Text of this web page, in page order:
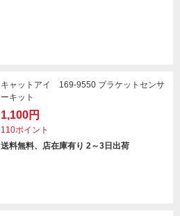
キャットアイ 169-9550 ブラケットセンサ
ーキット
1,100円
110ポイント
送料無料、店在庫有り 2～3日出荷